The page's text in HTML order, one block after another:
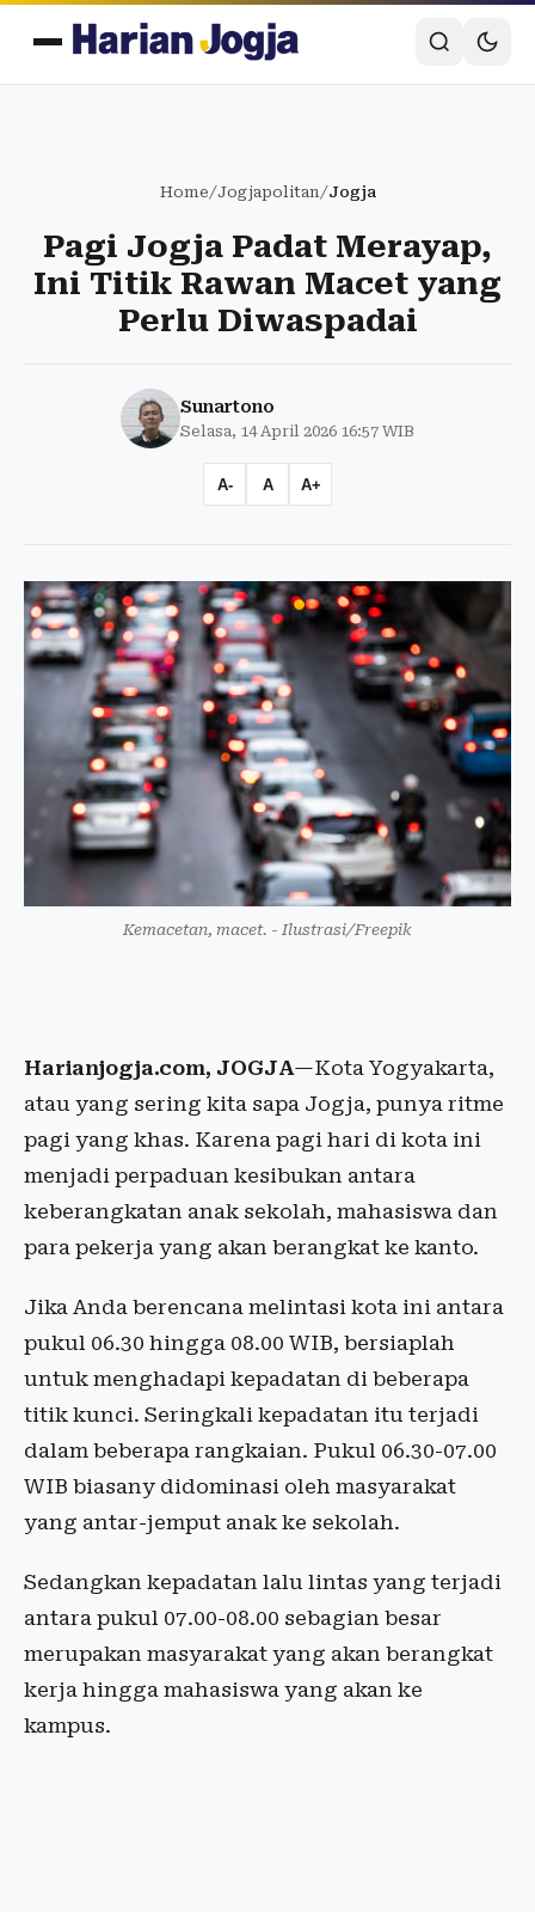
Home/Jogjapolitan/Jogja
Pagi Jogja Padat Merayap,
Ini Titik Rawan Macet yang
Perlu Diwaspadai
Sunartono
Selasa, 14 April 2026 16:57 WIB
A- A A+
Kemacetan, macet. - Ilustrasi/Freepik
Harianjogja.com, JOGJA—Kota Yogyakarta,
atau yang sering kita sapa Jogja, punya ritme
pagi yang khas. Karena pagi hari di kota ini
menjadi perpaduan kesibukan antara
keberangkatan anak sekolah, mahasiswa dan
para pekerja yang akan berangkat ke kanto.
Jika Anda berencana melintasi kota ini antara
pukul 06.30 hingga 08.00 WIB, bersiaplah
untuk menghadapi kepadatan di beberapa
titik kunci. Seringkali kepadatan itu terjadi
dalam beberapa rangkaian. Pukul 06.30-07.00
WIB biasany didominasi oleh masyarakat
yang antar-jemput anak ke sekolah.
Sedangkan kepadatan lalu lintas yang terjadi
antara pukul 07.00-08.00 sebagian besar
merupakan masyarakat yang akan berangkat
kerja hingga mahasiswa yang akan ke
kampus.